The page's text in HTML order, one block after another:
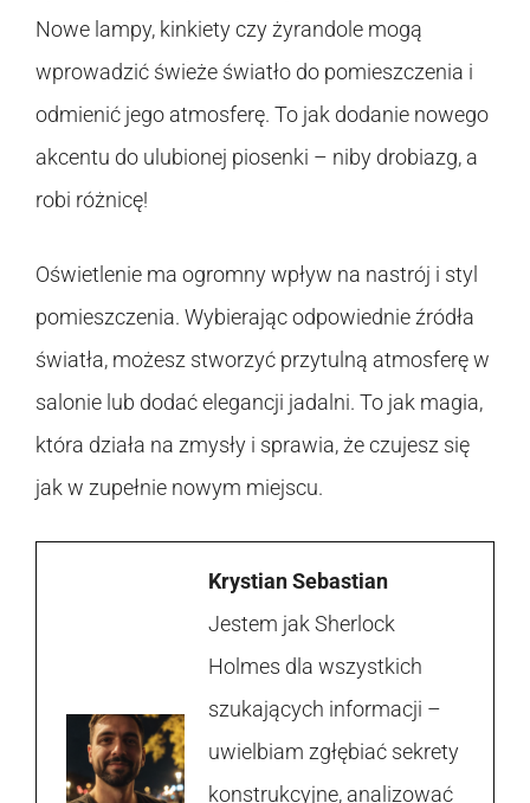
Nowe lampy, kinkiety czy żyrandole mogą
wprowadzić świeże światło do pomieszczenia i
odmienić jego atmosferę. To jak dodanie nowego
akcentu do ulubionej piosenki – niby drobiazg, a
robi różnicę!
Oświetlenie ma ogromny wpływ na nastrój i styl
pomieszczenia. Wybierając odpowiednie źródła
światła, możesz stworzyć przytulną atmosferę w
salonie lub dodać elegancji jadalni. To jak magia,
która działa na zmysły i sprawia, że czujesz się
jak w zupełnie nowym miejscu.
Krystian Sebastian
Jestem jak Sherlock
Holmes dla wszystkich
szukających informacji –
uwielbiam zgłębiać sekrety
konstrukcyjne, analizować